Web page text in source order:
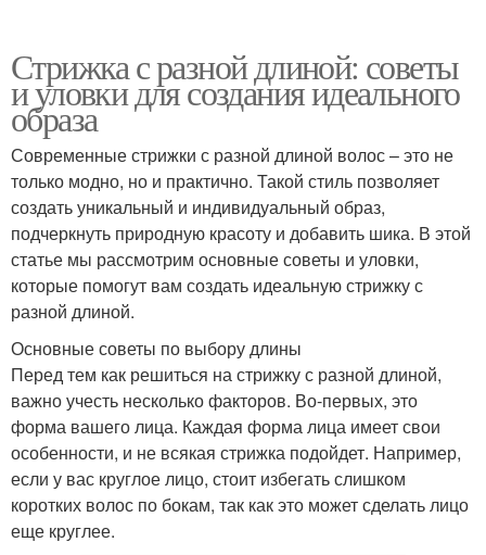
Стрижка с разной длиной: советы
и уловки для создания идеального
образа
Современные стрижки с разной длиной волос – это не
только модно, но и практично. Такой стиль позволяет
создать уникальный и индивидуальный образ,
подчеркнуть природную красоту и добавить шика. В этой
статье мы рассмотрим основные советы и уловки,
которые помогут вам создать идеальную стрижку с
разной длиной.
Основные советы по выбору длины
Перед тем как решиться на стрижку с разной длиной,
важно учесть несколько факторов. Во-первых, это
форма вашего лица. Каждая форма лица имеет свои
особенности, и не всякая стрижка подойдет. Например,
если у вас круглое лицо, стоит избегать слишком
коротких волос по бокам, так как это может сделать лицо
еще круглее.